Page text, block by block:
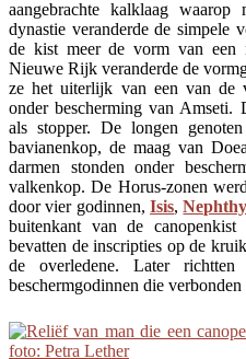
aangebrachte kalklaag
dynastie veranderde de simpele
de kist meer de vorm van een
Nieuwe Rijk veranderde de
ze het uiterlijk van een van de
onder bescherming van Amseti.
als stopper. De longen
bavianenkop, de maag van
darmen stonden onder
valkenkop. De Horus-zonen
door vier godinnen,Isis,
buitenkant van de canopenkist
bevatten de inscripties op de
de overledene. Later
beschermgodinnen die